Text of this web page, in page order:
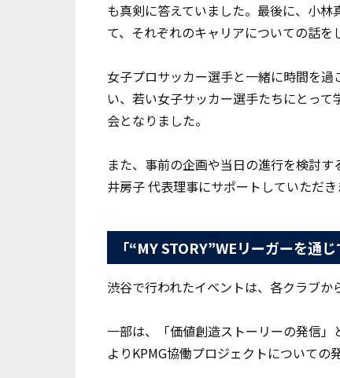
も真剣に答えていました。最後に、小
て、それぞれのキャリアについての話を
女子プロサッカー選手と一緒に時間を
い、若い女子サッカー選手たちにとっ
会となりました。
また、事前の企画や当日の進行を検討
井房子 代表理事にサポートしていただき
「“MY STORY”WEリーガーを通
渋谷で行われたイベントは、各クラブか
一部は、「価値創造ストーリーの発信
よりKPMG協働プロジェクトについての